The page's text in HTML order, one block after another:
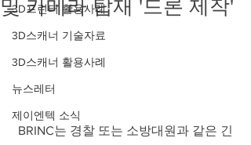
3D프린터 활용사례
3D스캐너 기술자료
3D스캐너 활용사례
뉴스레터
제이엔텍 소식
및 카메라 탑재 '드론 제작'
BRINC는 경찰 또는 소방대원과 같은 긴